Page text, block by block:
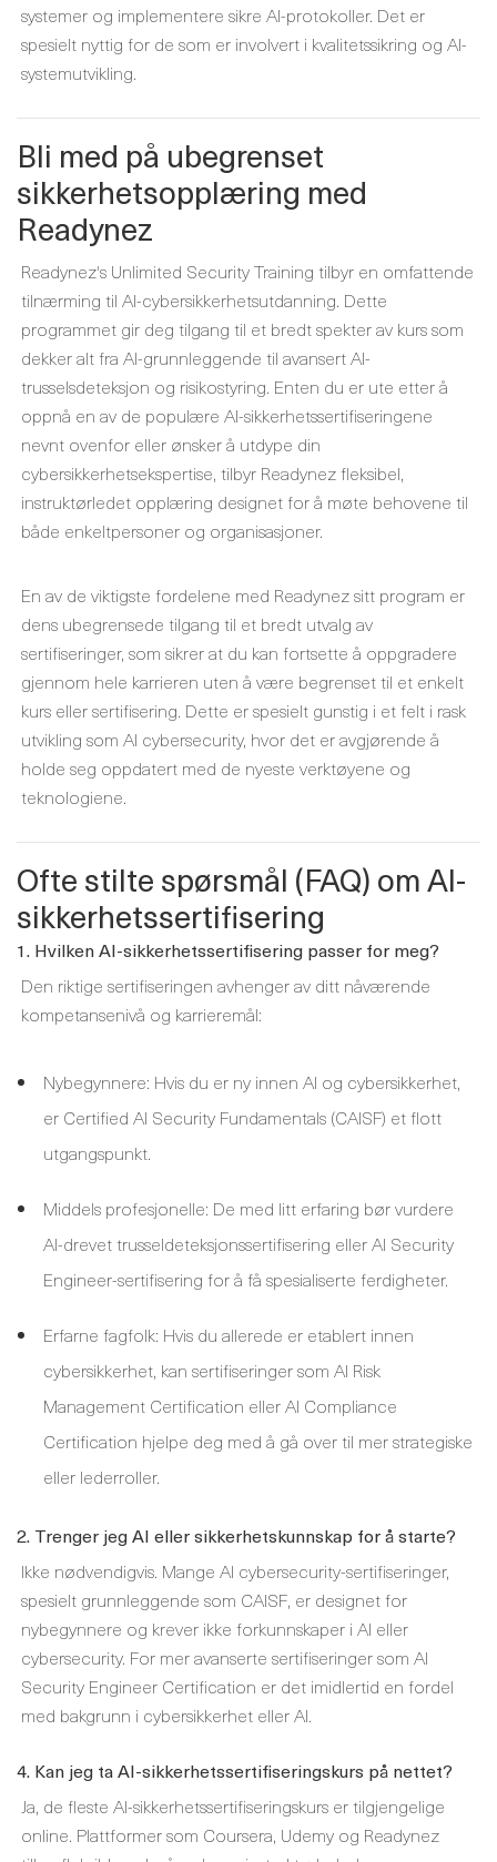
systemer og implementere sikre AI-protokoller. Det er
spesielt nyttig for de som er involvert i kvalitetssikring og AI-
systemutvikling.
Bli med på ubegrenset
sikkerhetsopplæring med
Readynez
Readynez's Unlimited Security Training tilbyr en omfattende
tilnærming til AI-cybersikkerhetsutdanning. Dette
programmet gir deg tilgang til et bredt spekter av kurs som
dekker alt fra AI-grunnleggende til avansert AI-
trusselsdeteksjon og risikostyring. Enten du er ute etter å
oppnå en av de populære AI-sikkerhetssertifiseringene
nevnt ovenfor eller ønsker å utdype din
cybersikkerhetsekspertise, tilbyr Readynez fleksibel,
instruktørledet opplæring designet for å møte behovene til
både enkeltpersoner og organisasjoner.
En av de viktigste fordelene med Readynez sitt program er
dens ubegrensede tilgang til et bredt utvalg av
sertifiseringer, som sikrer at du kan fortsette å oppgradere
gjennom hele karrieren uten å være begrenset til et enkelt
kurs eller sertifisering. Dette er spesielt gunstig i et felt i rask
utvikling som AI cybersecurity, hvor det er avgjørende å
holde seg oppdatert med de nyeste verktøyene og
teknologiene.
Ofte stilte spørsmål (FAQ) om AI-
sikkerhetssertifisering
1. Hvilken AI-sikkerhetssertifisering passer for meg?
Den riktige sertifiseringen avhenger av ditt nåværende
kompetansenivå og karrieremål:
Nybegynnere: Hvis du er ny innen AI og cybersikkerhet,
er Certified AI Security Fundamentals (CAISF) et flott
utgangspunkt.
Middels profesjonelle: De med litt erfaring bør vurdere
AI-drevet trusseldeteksjonssertifisering eller AI Security
Engineer-sertifisering for å få spesialiserte ferdigheter.
Erfarne fagfolk: Hvis du allerede er etablert innen
cybersikkerhet, kan sertifiseringer som AI Risk
Management Certification eller AI Compliance
Certification hjelpe deg med å gå over til mer strategiske
eller lederroller.
2. Trenger jeg AI eller sikkerhetskunnskap for å starte?
Ikke nødvendigvis. Mange AI cybersecurity-sertifiseringer,
spesielt grunnleggende som CAISF, er designet for
nybegynnere og krever ikke forkunnskaper i AI eller
cybersecurity. For mer avanserte sertifiseringer som AI
Security Engineer Certification er det imidlertid en fordel
med bakgrunn i cybersikkerhet eller AI.
4. Kan jeg ta AI-sikkerhetssertifiseringskurs på nettet?
Ja, de fleste AI-sikkerhetssertifiseringskurs er tilgjengelige
online. Plattformer som Coursera, Udemy og Readynez